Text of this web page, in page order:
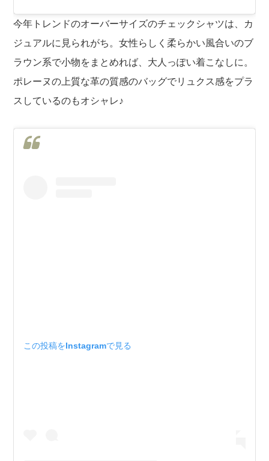
今年トレンドのオーバーサイズのチェックシャツは、カ
ジュアルに見られがち。女性らしく柔らかい風合いのブ
ラウン系で小物をまとめれば、大人っぽい着こなしに。
ポレーヌの上質な革の質感のバッグでリュクス感をプラ
スしているのもオシャレ♪
この投稿をInstagramで見る